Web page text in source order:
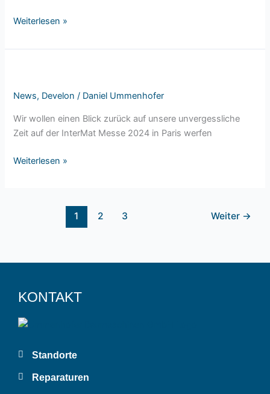
Intermat
Weiterlesen »
News, Develon / Daniel Ummenhofer
Wir wollen einen Blick zurück auf unsere unvergessliche
Zeit auf der InterMat Messe 2024 in Paris werfen
in
Weiterlesen »
1 2 3 Weiter →
KONTAKT
Standorte
Reparaturen